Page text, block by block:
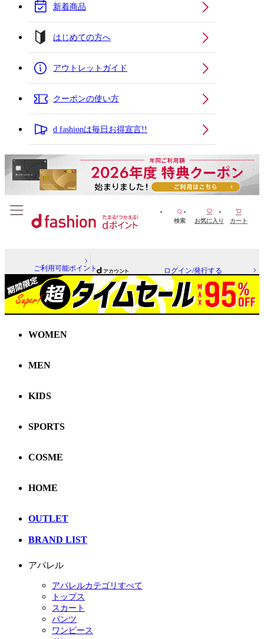
新着商品
はじめての方へ
アウトレットガイド
クーポンの使い方
d fashionは毎日お得宣言!!
検索 お気に入り カート
ご利用可能ポイント ログイン/発行する
WOMEN
MEN
KIDS
SPORTS
COSME
HOME
OUTLET
BRAND LIST
アパレル
アパレルカテゴリすべて
トップス
スカート
パンツ
ワンピース